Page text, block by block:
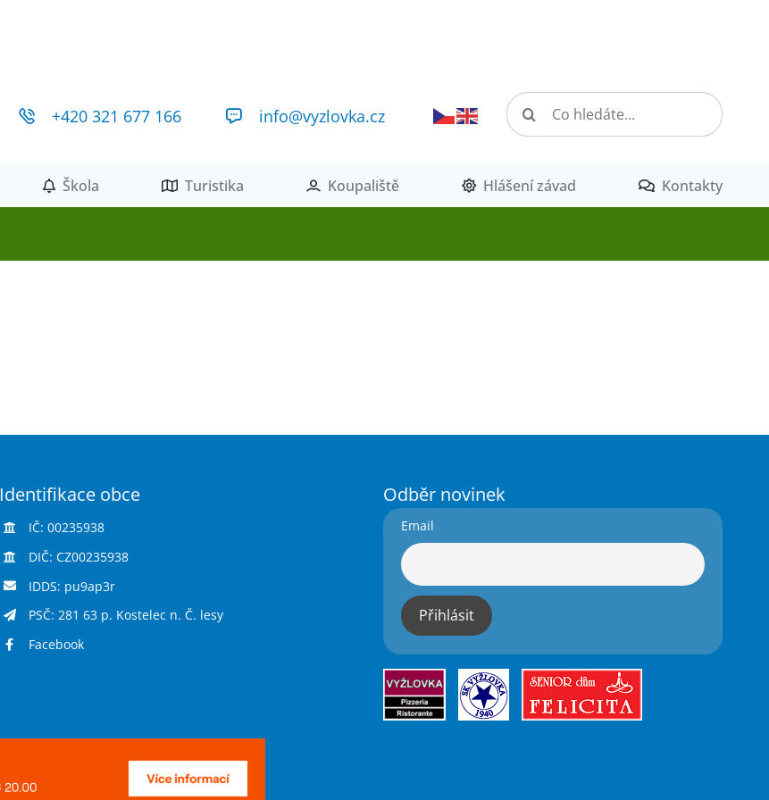
+420 321 677 166 info@vyzlovka.cz
Hledat:
Škola Turistika Koupaliště Hlášení závad Kontakty
Identifikace obce
IČ: 00235938
DIČ: CZ00235938
IDDS: pu9ap3r
PSČ: 281 63 p. Kostelec n. Č. lesy
Facebook
Odběr novinek
Email